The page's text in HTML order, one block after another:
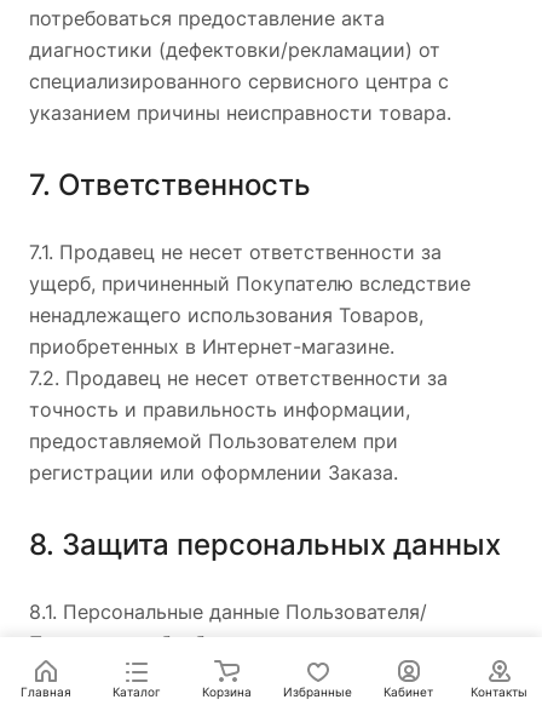
потребоваться предоставление акта
диагностики (дефектовки/рекламации) от
специализированного сервисного центра с
указанием причины неисправности товара.
7. Ответственность
7.1. Продавец не несет ответственности за
ущерб, причиненный Покупателю вследствие
ненадлежащего использования Товаров,
приобретенных в Интернет-магазине.
7.2. Продавец не несет ответственности за
точность и правильность информации,
предоставляемой Пользователем при
регистрации или оформлении Заказа.
8. Защита персональных данных
8.1. Персональные данные Пользователя/
Покупателя обрабатывается в соответствии с
Федеральным законом «О персональных данных»
Главная Каталог Корзина Избранные Кабинет Контакты